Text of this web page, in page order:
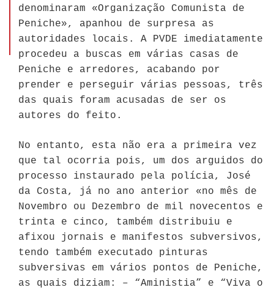
denominaram «Organização Comunista de
Peniche», apanhou de surpresa as
autoridades locais. A PVDE imediatamente
procedeu a buscas em várias casas de
Peniche e arredores, acabando por
prender e perseguir várias pessoas, três
das quais foram acusadas de ser os
autores do feito.
No entanto, esta não era a primeira vez
que tal ocorria pois, um dos arguidos do
processo instaurado pela polícia, José
da Costa, já no ano anterior «no mês de
Novembro ou Dezembro de mil novecentos e
trinta e cinco, também distribuiu e
afixou jornais e manifestos subversivos,
tendo também executado pinturas
subversivas em vários pontos de Peniche,
as quais diziam: – “Aministia” e “Viva o